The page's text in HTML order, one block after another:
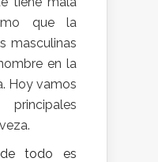
que la
masculinas
en la
Hoy vamos
todo es